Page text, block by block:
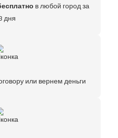
в любой город за
3 дня
или вернем деньги